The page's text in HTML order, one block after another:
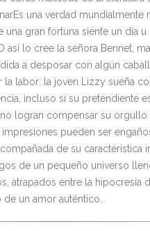
una verdad
una gran fortuna siente un día
así lo cree la señora Bennet,
a desposar con algún
la labor: la joven Lizzy sueña
incluso si su pretendiente
logran compensar su orgullo
pueden ser
de su característica
de un pequeño universo
atrapados entre la hipocresía
de un amor auténtico.